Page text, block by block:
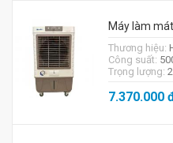
Máy làm
Thương hiệu:
Công suất:
Trọng lượng:
7.370.000